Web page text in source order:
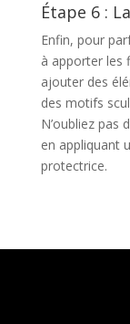
Étape 6 :
Enfin, pour
à apporter les
ajouter des
des motifs
N’oubliez pas
en appliquant
protectrice.